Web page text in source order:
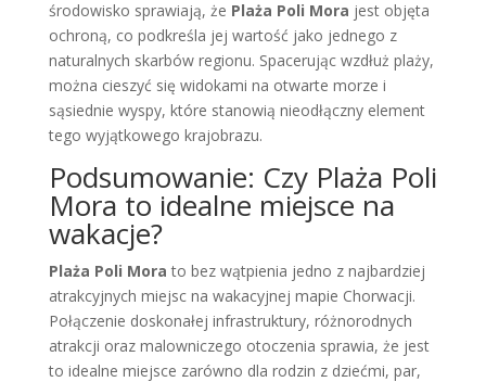
środowisko sprawiają, że Plaża Poli Mora jest objęta
ochroną, co podkreśla jej wartość jako jednego z
naturalnych skarbów regionu. Spacerując wzdłuż plaży,
można cieszyć się widokami na otwarte morze i
sąsiednie wyspy, które stanowią nieodłączny element
tego wyjątkowego krajobrazu.
Podsumowanie: Czy Plaża Poli
Mora to idealne miejsce na
wakacje?
Plaża Poli Mora to bez wątpienia jedno z najbardziej
atrakcyjnych miejsc na wakacyjnej mapie Chorwacji.
Połączenie doskonałej infrastruktury, różnorodnych
atrakcji oraz malowniczego otoczenia sprawia, że jest
to idealne miejsce zarówno dla rodzin z dziećmi, par,